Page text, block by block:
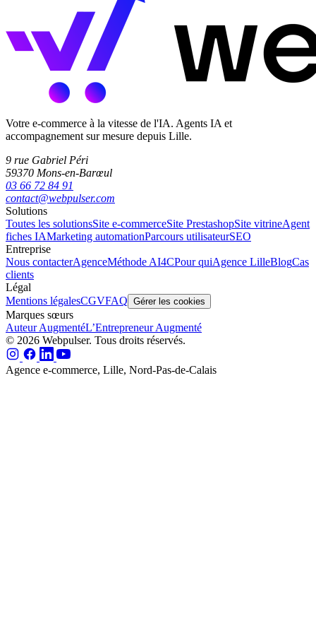
Votre e-commerce à la vitesse de l'IA. Agents IA et
accompagnement sur mesure depuis Lille.
9 rue Gabriel Péri
59370 Mons-en-Barœul
03 66 72 84 91
contact@webpulser.com
Solutions
Toutes les solutionsSite e-commerceSite PrestashopSite vitrineAgent
fiches IAMarketing automationParcours utilisateurSEO
Entreprise
Nous contacterAgenceMéthode AI4CPour quiAgence LilleBlogCas
clients
Légal
Mentions légalesCGVFAQ Gérer les cookies
Marques sœurs
Auteur AugmentéL’Entrepreneur Augmenté
© 2026 Webpulser. Tous droits réservés.
Agence e-commerce, Lille, Nord-Pas-de-Calais